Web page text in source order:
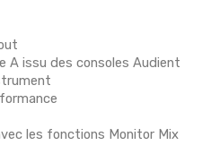
A issu des consoles Audient
les fonctions Monitor Mix